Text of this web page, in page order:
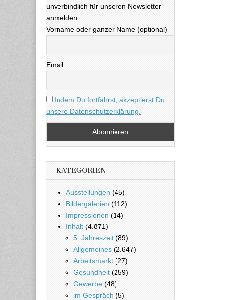
unverbindlich für unseren Newsletter
anmelden.
Vorname oder ganzer Name (optional)
Email
Indem Du fortfährst, akzeptierst Du
unsere Datenschutzerklärung.
KATEGORIEN
Ausstellungen (45)
Bildergalerien (112)
Impressionen (14)
Inhalt (4.871)
5. Jahreszeit (89)
Allgemeines (2.647)
Arbeitsmarkt (27)
Gesundheit (259)
Gewerbe (48)
im Gespräch (5)